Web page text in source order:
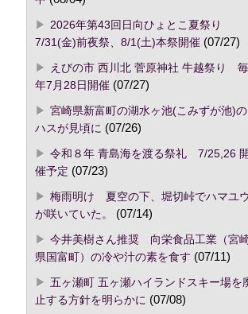
2026年第43回日向ひょとこ夏祭り
7/31(金)前夜祭、8/1(土)本祭開催(07/27)
えびの市 西川北 菅原神社 牛越祭り 毎
年7月28日開催(07/27)
宮崎県新富町の湖水ヶ池(こみずが池)の
ハスが見頃に (07/26)
令和８年 青島海を渡る祭礼 7/25,26 開
催予定 (07/23)
梅雨明け 夏空の下、堀切峠でハマユウ
が咲いていた。
(07/14)
今井美樹さん推奨 向栄食品工業（宮
県国富町）の冷や汁の素を食す (07/11)
五ヶ瀬町 五ヶ瀬ハイランドスキー場を
止する方針を明らかに (07/08)